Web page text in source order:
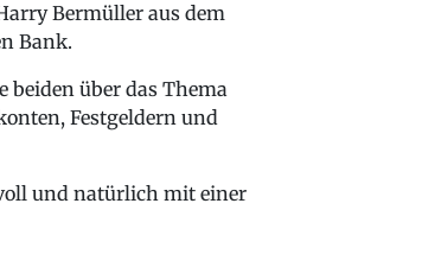
Bermüller aus dem
Bank.
beiden über das Thema
Festgeldern und
und natürlich mit einer